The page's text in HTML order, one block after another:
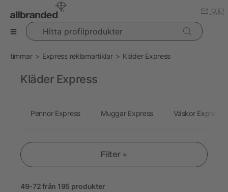
Hitta profilprodukter
timmar Express reklamartiklar Kläder Express
Filter +
49-72 från 195 produkter
Kläder Express
Pennor Express Muggar Express Väskor Express